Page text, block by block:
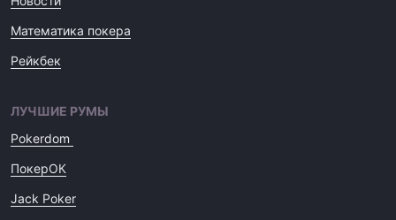
Математика покера
Рейкбек
ЛУЧШИЕ РУМЫ
Pokerdom
ПокерОК
Jack Poker